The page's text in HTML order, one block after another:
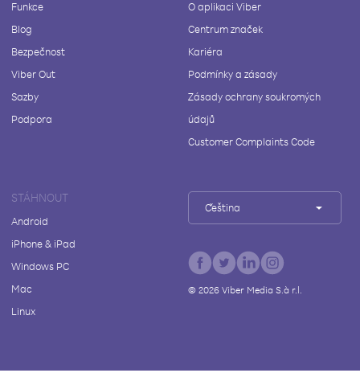
Funkce
Blog
Bezpečnost
Viber Out
Sazby
Podpora
O aplikaci Viber
Centrum značek
Kariéra
Podmínky a zásady
Zásady ochrany soukromých
údajů
Customer Complaints Code
STÁHNOUT
Android
iPhone & iPad
Windows PC
Mac
Linux
Čeština
© 2026Viber Media S.à r.l.